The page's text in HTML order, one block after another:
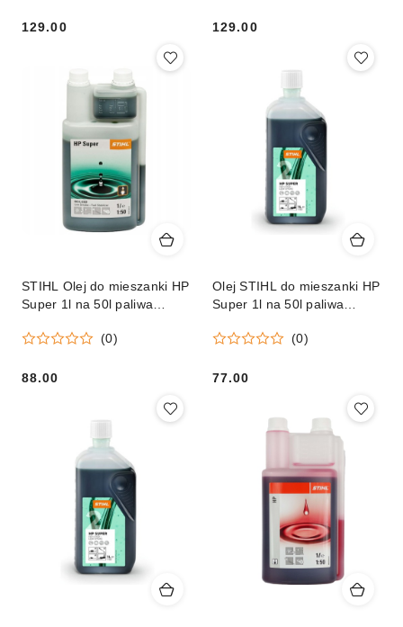
129.00 129.00
STIHL Olej do mieszanki HP
Super 1l na 50l paliwa
Orginał
(0)
Cena:
88.00
Olej STIHL do mieszanki HP
Super 1l na 50l paliwa
(0)
Cena:
77.00